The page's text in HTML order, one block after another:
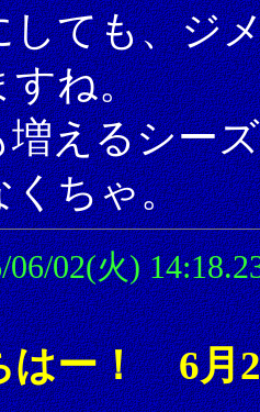
しても、ジ
すね。
増えるシー
くちゃ。
06/02(火)
はー！ 6月